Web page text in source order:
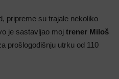
pripreme su trajale nekoliko
je sastavljao moj trener Miloš
prošlogodišnju utrku od 110